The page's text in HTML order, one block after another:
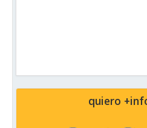
quiero